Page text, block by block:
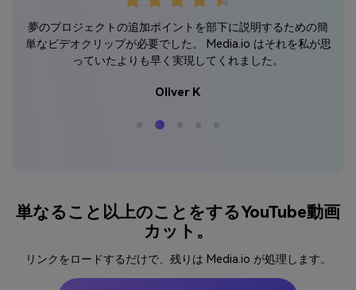
夢のプロジェクトの追加ポイントを部下に説明するための簡
単なビデオクリップが必要でした。 Media.io はそれを私が思
っていたよりも早く実現してくれました。
Oliver K
単なること以上のことをするYouTube動画
カット。
リンクをロードするだけで、残りは Media.io が処理します。